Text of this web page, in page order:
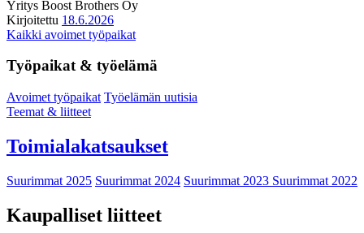
Yritys Boost Brothers Oy
Kirjoitettu 18.6.2026
Kaikki avoimet työpaikat
Työpaikat & työelämä
Avoimet työpaikat Työelämän uutisia
Teemat & liitteet
Toimialakatsaukset
Suurimmat 2025 Suurimmat 2024 Suurimmat 2023 Suurimmat 2022
Kaupalliset liitteet